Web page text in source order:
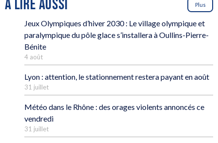
À LIRE AUSSI Plus
Jeux Olympiques d’hiver 2030 : Le village olympique et
paralympique du pôle glace s’installera à Oullins-Pierre-
Bénite
4 août
Lyon : attention, le stationnement restera payant en août
31 juillet
Météo dans le Rhône : des orages violents annoncés ce
vendredi
31 juillet